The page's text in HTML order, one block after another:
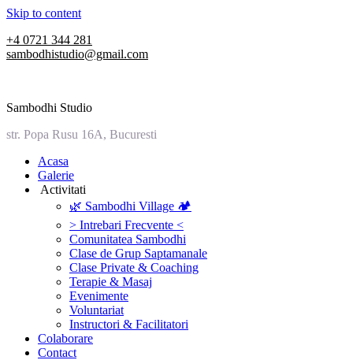
Skip to content
+4 0721 344 281
sambodhistudio@gmail.com
Sambodhi Studio
str. Popa Rusu 16A, Bucuresti
‎Acasa
Galerie
‎ ‎Activitati‎
🌿 Sambodhi Village 🏕️
> Intrebari Frecvente <
Comunitatea Sambodhi
Clase de Grup Saptamanale
Clase Private & Coaching
Terapie & Masaj
‎Evenimente
Voluntariat
‏‏‎Instructori & Facilitatori
Colaborare
Contact